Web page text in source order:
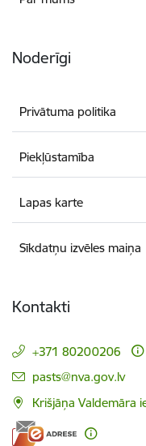
Noderīgi
Privātuma politika
Piekļūstamība
Lapas karte
Sīkdatņu izvēles maiņa
Kontakti
+371 80200206
E-pasts:
pasts@nva.gov.lv
Krišjāņa Valdemāra